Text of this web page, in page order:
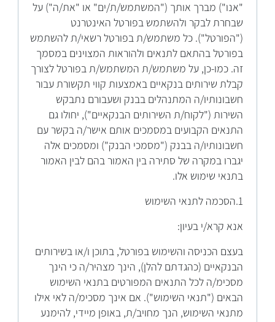
"אנו") מברך אותך ("המשתמש/ת/ים" או "את/ה") על
שבחרת לבקר ולהשתמש בפורטל האינטרנט
("הפורטל"). כל משתמש/ת בפורטל רשאי/ת להשתמש
בפורטל בהתאם לתנאים ולהוראות המצוינים במסמך
זה. כמו-כן, על משתמש/ת המשתמש/ת בפורטל לצורך
קבלת שירותים בנקאיים באמצעות קווי תקשורת עבור
חשבונותיו/ה המתנהלים בבנק ושעבורם נתבקש
השירות ("לקוח/ת השירותים הבנקאיים"), יחולו גם
התנאים הקבועים במסמכים אותם אישר/ה בקשר עם
חשבונותיו/ה בבנק ("מסמכי הבנק") ומסמכים אלה
יגברו במקרה של סתירה בין האמור בהם לבין האמור
בתנאי שימוש אלו.
1.הסכמה לתנאי השימוש
אנא קרא/י בעיון:
בעצם הכניסה והשימוש בפורטל, בתוכן ו/או בשירותים
הבנקאיים (כהגדתם להלן), הינך מצהיר/ה כי הינך
מסכימ/ה לכל התנאים המפורטים בתנאי השימוש
הבאים ("תנאי השימוש"). אם אינך מסכימ/ה לאי אילו
מתנאי השימוש, הנך מחויב/ת, באופן מיידי, להימנע